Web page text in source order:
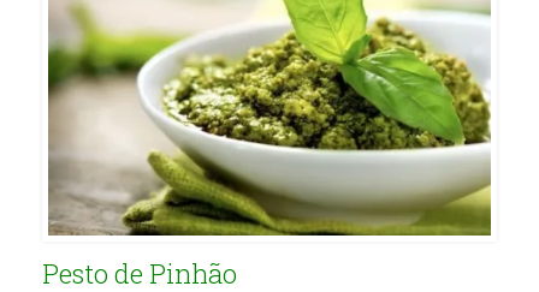
Pesto de Pinhão